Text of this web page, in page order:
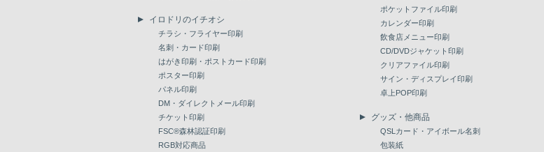
イロドリのイチオシ
チラシ・フライヤー印刷
名刺・カード印刷
はがき印刷・ポストカード印刷
ポスター印刷
パネル印刷
DM・ダイレクトメール印刷
チケット印刷
FSC®森林認証印刷
RGB対応商品
ポケットファイル印刷
カレンダー印刷
飲食店メニュー印刷
CD/DVDジャケット印刷
クリアファイル印刷
サイン・ディスプレイ印刷
卓上POP印刷
グッズ・他商品
QSLカード・アイボール名刺
包装紙